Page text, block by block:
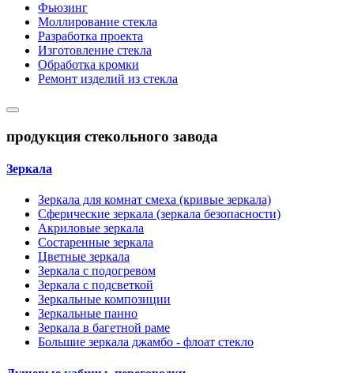
Фьюзинг
Моллирование стекла
Разработка проекта
Изготовление стекла
Обработка кромки
Ремонт изделий из стекла
продукция стекольного завода
Зеркала
Зеркала для комнат смеха (кривые зеркала)
Сферические зеркала (зеркала безопасности)
Акриловые зеркала
Состаренные зеркала
Цветные зеркала
Зеркала с подогревом
Зеркала с подсветкой
Зеркальные композиции
Зеркальные панно
Зеркала в багетной раме
Большие зеркала джамбо - флоат стекло